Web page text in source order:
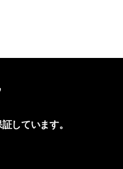
しています。